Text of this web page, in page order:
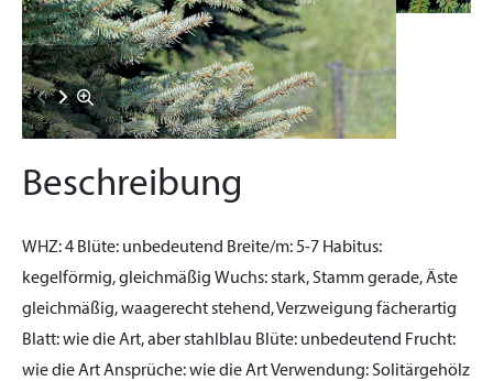
Beschreibung
WHZ:4 Blüte: unbedeutend Breite/m:5-7 Habitus:
kegelförmig, gleichmäßig Wuchs:stark, Stamm gerade, Äste
gleichmäßig, waagerecht stehend, Verzweigung fächerartig
Blatt:wie die Art, aber stahlblau Blüte: unbedeutend Frucht:
wie die ArtAnsprüche:wie die ArtVerwendung:Solitärgehölz